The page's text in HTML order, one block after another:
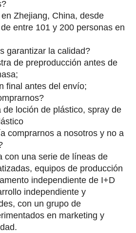
Zhejiang, China, desde
entre 101 y 200 personas en
garantizar la calidad?
de preproducción antes de
final antes del envío;
de loción de plástico, spray de
comprarnos a nosotros y no a
con una serie de líneas de
equipos de producción
independiente de I+D
independiente y
con un grupo de
en marketing y